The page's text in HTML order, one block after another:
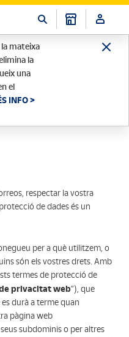
la mateixa
la
una
el
INFO >
respectar la vostra
de dades és un
per a què utilitzem, o
són els vostres drets. Amb
termes de protecció de
privacitat web”), que
durà a terme quan
pàgina web
subdominis o per altres